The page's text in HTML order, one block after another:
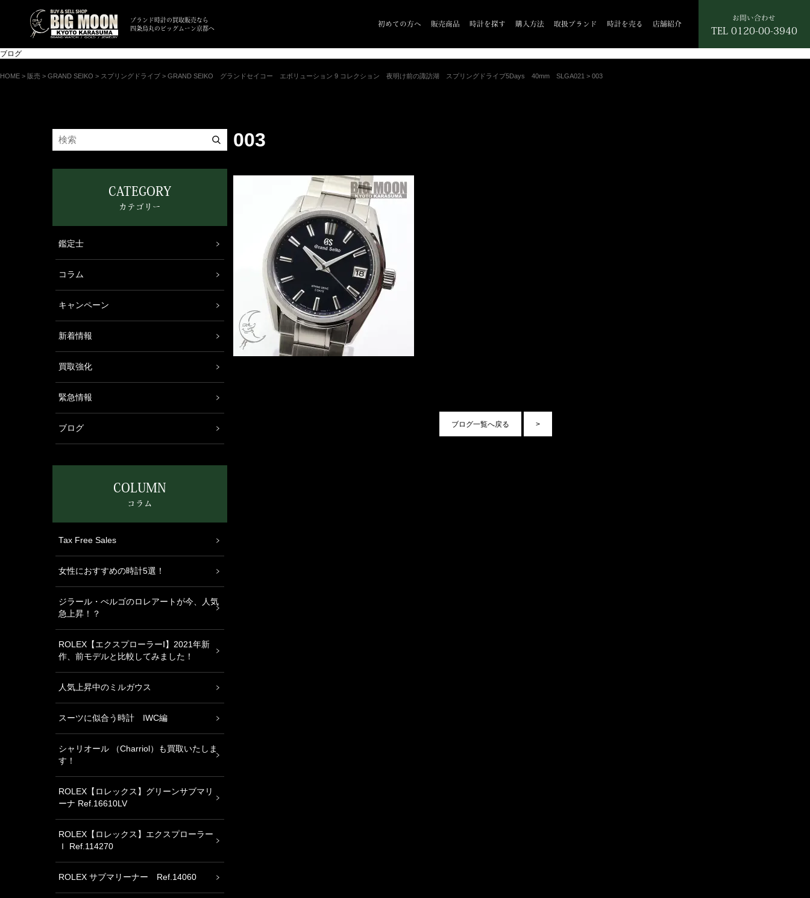
ブランド時計の買取販売なら
四条烏丸のビッグムーン京都へ
初めての方へ 販売商品 時計を探す 購入方法 取扱ブランド 時計を売る 店舗紹介
お問い合わせ
TEL 0120-00-3940
ブログ
HOME > 販売 > GRAND SEIKO > スプリングドライブ > GRAND SEIKO グランドセイコー エボリューション 9 コレクション 夜明け前の諏訪湖 スプリングドライブ5Days 40mm SLGA021 > 003
003
>
ブログ一覧へ戻る
CATEGORY
カテゴリー
鑑定士
コラム
キャンペーン
新着情報
買取強化
緊急情報
ブログ
COLUMN
コラム
Tax Free Sales
女性におすすめの時計5選！
ジラール・ぺルゴのロレアートが今、人気
急上昇！？
ROLEX【エクスプローラーⅠ】2021年新
作、前モデルと比較してみました！
人気上昇中のミルガウス
スーツに似合う時計 IWC編
シャリオール （Charriol）も買取いたしま
す！
ROLEX【ロレックス】グリーンサブマリ
ーナ Ref.16610LV
ROLEX【ロレックス】エクスプローラー
Ｉ Ref.114270
ROLEX サブマリーナー Ref.14060